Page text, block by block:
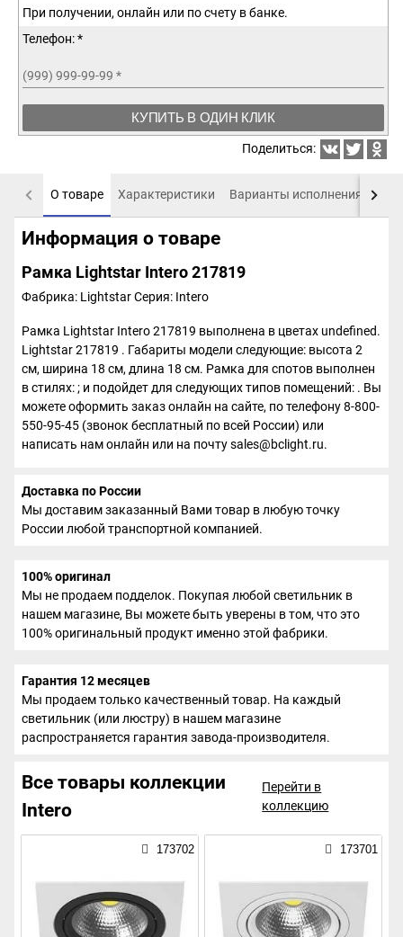
При получении, онлайн или по счету в банке.
Телефон: *
(999) 999-99-99 *
КУПИТЬ В ОДИН КЛИК
Поделиться:
О товаре Характеристики Варианты исполнения
Информация о товаре
Рамка Lightstar Intero 217819
Фабрика: LightstarСерия: Intero
Рамка Lightstar Intero 217819 выполнена в цветах undefined.
Lightstar 217819 . Габариты модели следующие: высота 2
см, ширина 18 см, длина 18 см. Рамка для спотов выполнен
в стилях: ; и подойдет для следующих типов помещений: . Вы
можете оформить заказ онлайн на сайте, по телефону 8-800-
550-95-45 (звонок бесплатный по всей России) или
написать нам онлайн или на почту sales@bclight.ru.
Доставка по России
Мы доставим заказанный Вами товар в любую точку
России любой транспортной компанией.
100% оригинал
Мы не продаем подделок. Покупая любой светильник в
нашем магазине, Вы можете быть уверены в том, что это
100% оригинальный продукт именно этой фабрики.
Гарантия 12 месяцев
Мы продаем только качественный товар. На каждый
светильник (или люстру) в нашем магазине
распространяется гарантия завода-производителя.
Все товары коллекции
Intero
Перейти в
коллекцию
173702 173701